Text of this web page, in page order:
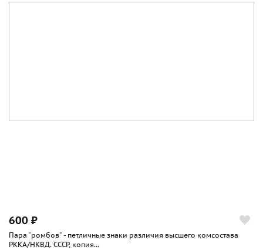
600 ₽
Пара "ромбов" - петличные знаки различия высшего комсостава
РККА/НКВД. СССР, копия...